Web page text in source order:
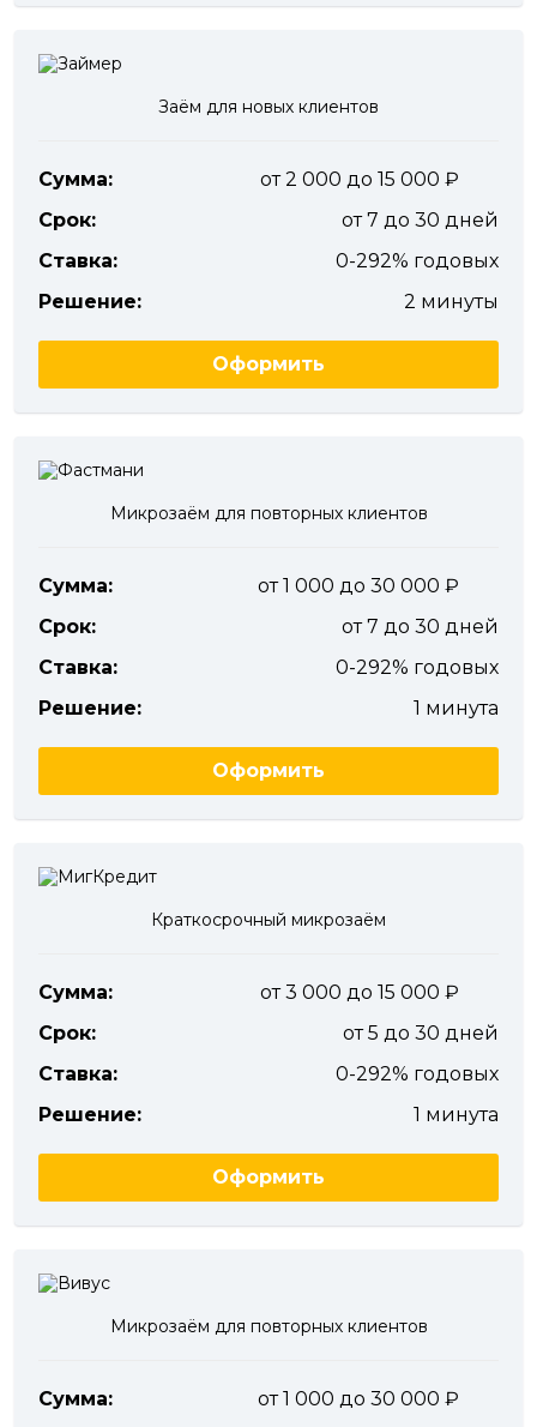
Заём для новых клиентов
Сумма:
от 2 000 до 15 000
Срок:
от 7 до 30 дней
Ставка:
0-292% годовых
Решение:
2 минуты
Оформить
Микрозаём для повторных клиентов
Сумма:
от 1 000 до 30 000
Срок:
от 7 до 30 дней
Ставка:
0-292% годовых
Решение:
1 минута
Оформить
Краткосрочный микрозаём
Сумма:
от 3 000 до 15 000
Срок:
от 5 до 30 дней
Ставка:
0-292% годовых
Решение:
1 минута
Оформить
Микрозаём для повторных клиентов
Сумма:
от 1 000 до 30 000